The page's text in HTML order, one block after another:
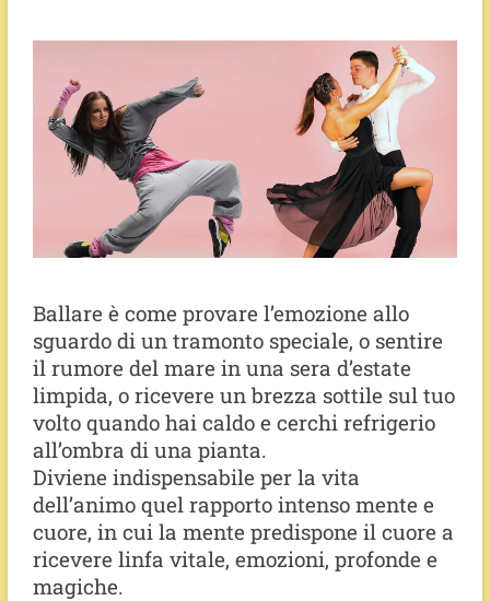
Ballare è come provare l’emozione allo
sguardo di un tramonto speciale, o sentire
il rumore del mare in una sera d’estate
limpida, o ricevere un brezza sottile sul tuo
volto quando hai caldo e cerchi refrigerio
all’ombra di una pianta.
Diviene indispensabile per la vita
dell’animo quel rapporto intenso mente e
cuore, in cui la mente predispone il cuore a
ricevere linfa vitale, emozioni, profonde e
magiche.